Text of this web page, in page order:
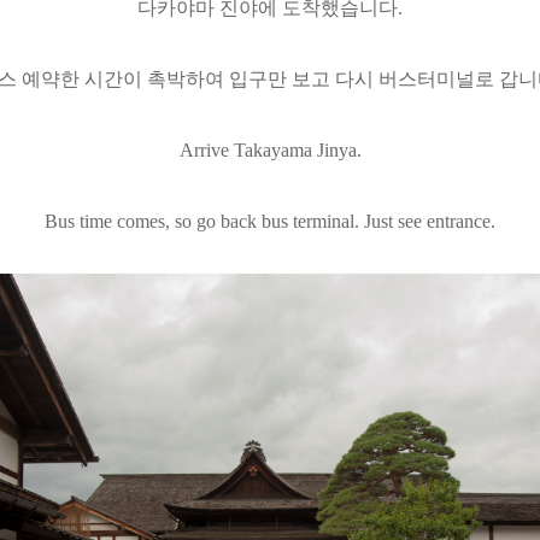
다카야마 진야에 도착했습니다.
예약한 시간이 촉박하여 입구만 보고 다시 버스터미널로 갑
Arrive Takayama Jinya.
Bus time comes, so go back bus terminal. Just see entrance.